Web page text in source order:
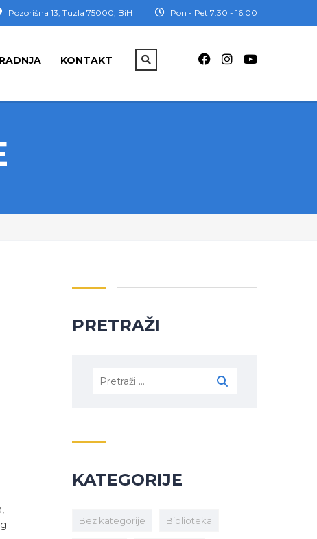
Pon - Pet 7:30 - 16:00
Pozorišna 13, Tuzla 75000, BiH
KONTAKT
PRETRAŽI
KATEGORIJE
Bez kategorije Biblioteka